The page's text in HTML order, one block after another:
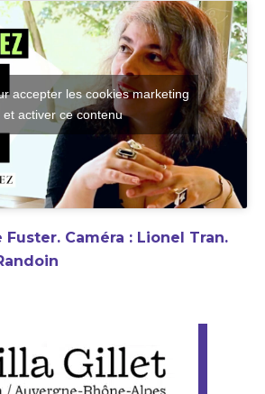
accepter les cookies marketing
et activer ce contenu
Caméra : Lionel Tran.